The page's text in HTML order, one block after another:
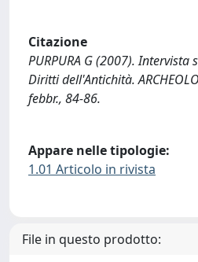
Citazione
PURPURA G (2007).
Diritti dell'Antichità.
febbr., 84-86.
Appare nelle tipologie:
1.01 Articolo in rivista
File in questo prodotto: